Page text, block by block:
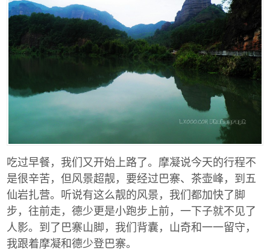
吃过早餐，我们又开始上路了。摩凝说今天的行程不
是很辛苦，但风景超靓，要经过巴寨、茶壶峰，到五
仙岩扎营。听说有这么靓的风景，我们都加快了脚
步，往前走，德少更是小跑步上前，一下子就不见了
人影。到了巴寨山脚，我们背囊，山奇和一一留守，
我跟着摩凝和德少登巴寨。